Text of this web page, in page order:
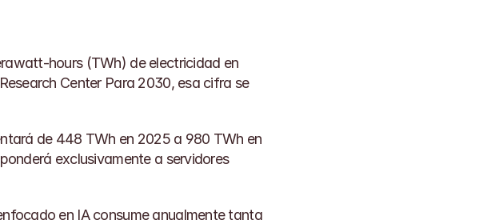
hours (TWh) de electricidad en
Center Para 2030, esa cifra se
de 448 TWh en 2025 a 980 TWh en
exclusivamente a servidores
en IA consume anualmente tanta